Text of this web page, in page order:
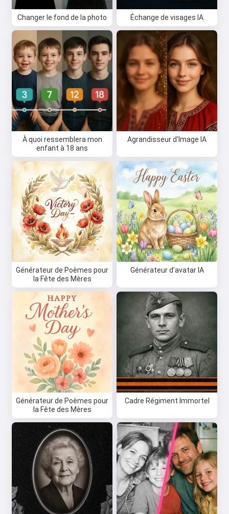
Changer le fond de la photo Échange de visages IA
À quoi ressemblera mon
enfant à 18 ans
Agrandisseur d'Image IA
Générateur de Poèmes pour
la Fête des Mères
Générateur d'avatar IA
Générateur de Poèmes pour
la Fête des Mères
Cadre Régiment Immortel